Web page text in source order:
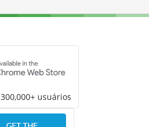
300,000+ usuários